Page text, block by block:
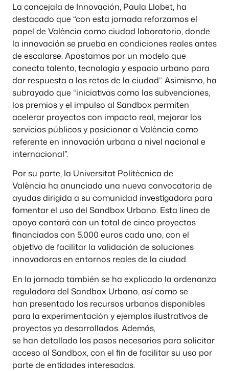
La concejala de Innovación, Paula Llobet, ha
destacado que “con esta jornada reforzamos el
papel de València como ciudad laboratorio, donde
la innovación se prueba en condiciones reales antes
de escalarse. Apostamos por un modelo que
conecta talento, tecnología y espacio urbano para
dar respuesta a los retos de la ciudad”. Asimismo, ha
subrayado que “iniciativas como las subvenciones,
los premios y el impulso al Sandbox permiten
acelerar proyectos con impacto real, mejorar los
servicios públicos y posicionar a València como
referente en innovación urbana a nivel nacional e
internacional”.
Por su parte, la Universitat Politècnica de
València ha anunciado una nueva convocatoria de
ayudas dirigida a su comunidad investigadora para
fomentar el uso del Sandbox Urbano. Esta línea de
apoyo contará con un total de cinco proyectos
financiados con 5.000 euros cada uno, con el
objetivo de facilitar la validación de soluciones
innovadoras en entornos reales de la ciudad.
En la jornada también se ha explicado la ordenanza
reguladora del Sandbox Urbano, así como se
han presentado los recursos urbanos disponibles
para la experimentación y ejemplos ilustrativos de
proyectos ya desarrollados. Además,
se han detallado los pasos necesarios para solicitar
acceso al Sandbox, con el fin de facilitar su uso por
parte de entidades interesadas.